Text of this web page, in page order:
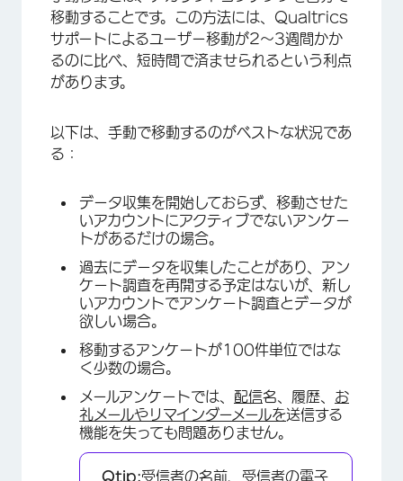
移動することです。この方法には、Qualtrics
サポートによるユーザー移動が2～3週間かか
るのに比べ、短時間で済ませられるという利点
があります。
以下は、手動で移動するのがベストな状況であ
る：
データ収集を開始しておらず、移動させた
いアカウントにアクティブでないアンケー
トがあるだけの場合。
過去にデータを収集したことがあり、アン
ケート調査を再開する予定はないが、新し
いアカウントでアンケート調査とデータが
欲しい場合。
移動するアンケートが100件単位ではな
く少数の場合。
メールアンケートでは、 配信名、履歴、 お
礼メールやリマインダーメールを送信する
機能を失っても問題ありません。
Qtip:受信者の名前、受信者の電子